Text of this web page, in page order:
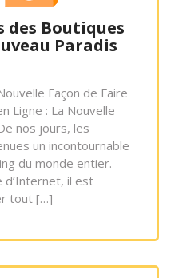
des Boutiques
Paradis
Façon de Faire
Ligne : La Nouvelle
nos jours, les
un incontournable
du monde entier.
d’Internet, il est
tout […]